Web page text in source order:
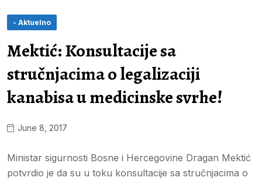
- Aktuelno
Mektić: Konsultacije sa
stručnjacima o legalizaciji
kanabisa u medicinske svrhe!
June 8, 2017
Ministar sigurnosti Bosne i Hercegovine Dragan Mektić
potvrdio je da su u toku konsultacije sa stručnjacima o